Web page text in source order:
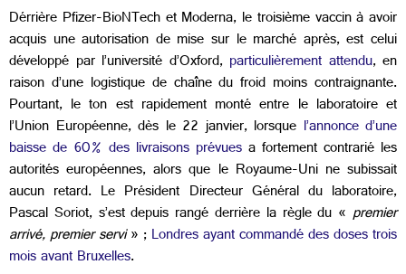
Dérrière Pfizer-BioNTech et Moderna, le troisième vaccin à avoir
acquis une autorisation de mise sur le marché après, est celui
développé par l’université d’Oxford,particulièrement attendu, en
raison d’une logistique de chaîne du froid moins contraignante.
Pourtant, le ton est rapidement monté entre le laboratoire et
l’Union Européenne, dès le 22 janvier, lorsque l’annonce d’une
baisse de 60% des livraisons prévues a fortement contrarié les
autorités européennes, alors que le Royaume-Uni ne subissait
aucun retard. Le Président Directeur Général du laboratoire,
Pascal Soriot, s’est depuis rangé derrière la règle du « premier
arrivé, premier servi» ;Londres ayant commandé des doses trois
mois avant Bruxelles.